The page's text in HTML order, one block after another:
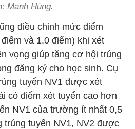
Mạnh Hùng.
điều chỉnh mức điểm
và 1.0 điểm) khi xét
vọng giúp tăng cơ hội trúng
đăng ký cho học sinh. Cụ
tuyển NV1 được xét
có điểm xét tuyển cao hơn
NV1 của trường ít nhất 0,5
trúng tuyển NV1, NV2 được